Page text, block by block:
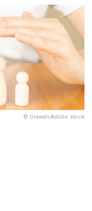
© Orawan-Adobe stock